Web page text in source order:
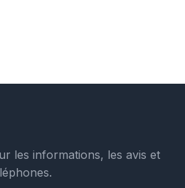
les informations, les avis et